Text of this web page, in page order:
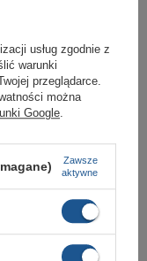
odpowiednią ciepłotę,
nada odpowiednią
miejskiego
usług zgodnie z
warunki
przeglądarce.
można
Google
Zawsze
aktywne